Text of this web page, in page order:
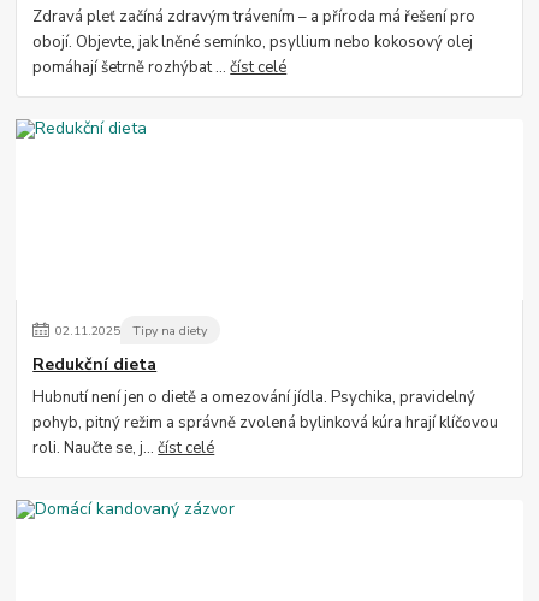
Zdravá pleť začíná zdravým trávením – a příroda má řešení pro
obojí. Objevte, jak lněné semínko, psyllium nebo kokosový olej
pomáhají šetrně rozhýbat ...číst celé
02.11.2025 Tipy na diety
Redukční dieta
Hubnutí není jen o dietě a omezování jídla. Psychika, pravidelný
pohyb, pitný režim a správně zvolená bylinková kúra hrají klíčovou
roli. Naučte se, j...číst celé